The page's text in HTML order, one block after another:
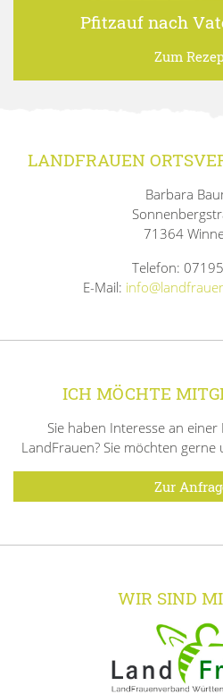
Pfitzauf nach
Zum
LANDFRAUEN
Barbara
71364
Telefon:
E-Mail:
ICH MÖCHTE
Sie haben Interesse an
LandFrauen? Sie möchten
Zur
WIR SIND